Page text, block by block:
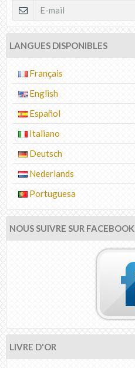
LANGUES DISPONIBLES
Français
English
Español
Italiano
Deutsch
Nederlands
Portuguesa
NOUS SUIVRE SUR FACEBOOK
LIVRE D'OR